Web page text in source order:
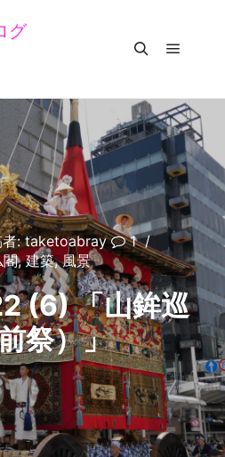
グ
者:taketoabray
1
閣,建築,風景
(6) 「山鉾巡
祭）」